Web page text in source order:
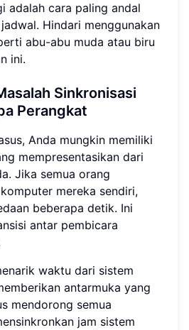
adalah cara paling andal
Hindari menggunakan
abu-abu muda atau biru
ini.
Sinkronisasi
Perangkat
Anda mungkin memiliki
mempresentasikan dari
Jika semua orang
mereka sendiri,
beberapa detik. Ini
antar pembicara
waktu dari sistem
antarmuka yang
mendorong semua
jam sistem